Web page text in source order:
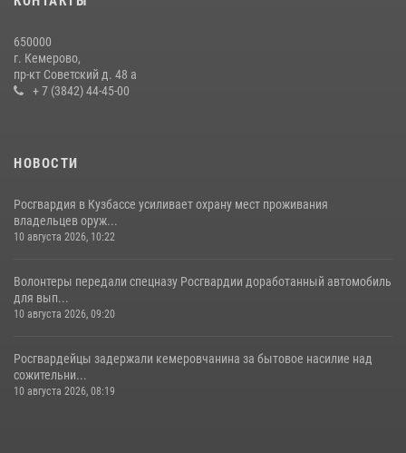
с покупками
20 июля 2026, 08:52
650000
г. Кемерово,
пр-кт Советский д. 48 а
+ 7 (3842) 44-45-00
НОВОСТИ
Росгвардия в Кузбассе усиливает охрану мест проживания
владельцев оруж...
10 августа 2026, 10:22
Волонтеры передали спецназу Росгвардии доработанный автомобиль
для вып...
10 августа 2026, 09:20
Росгвардейцы задержали кемеровчанина за бытовое насилие над
сожительни...
10 августа 2026, 08:19